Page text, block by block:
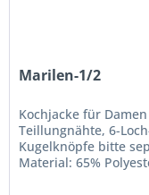
Marilen-1/2
Kochjacke für
Teillungnähte, 6-
Kugelknöpfe bitte
Material: 65%